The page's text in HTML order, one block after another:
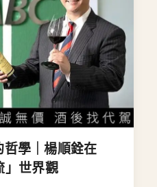
學｜楊順銓在
」世界觀